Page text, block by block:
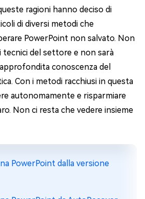
ragioni hanno deciso di
di diversi metodi che
PowerPoint non salvato. Non
tecnici del settore e non sarà
conoscenza del
Con i metodi racchiusi in questa
autonomamente e risparmiare
Non ci resta che vedere insieme
PowerPoint dalla versione